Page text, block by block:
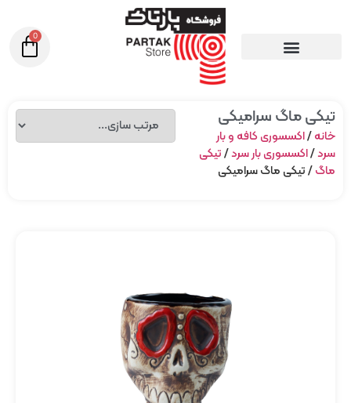
0
تیکی ماگ سرامیکی
خانه/اکسسوری کافه و بار
سرد/اکسسوری بار سرد/تیکی
ماگ/ تیکی ماگ سرامیکی